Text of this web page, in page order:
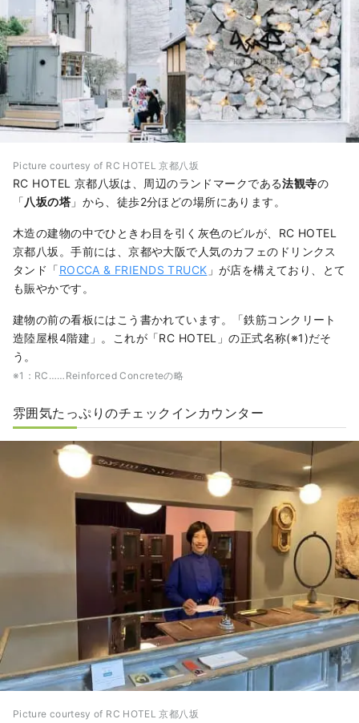
Picture courtesy of RC HOTEL 京都八坂
RC HOTEL 京都八坂は、周辺のランドマークである法観寺の
「八坂の塔 」から、徒歩2分ほどの場所にあります。
木造の建物の中でひときわ目を引く灰色のビルが、RC HOTEL
京都八坂。手前には、京都や大阪で人気のカフェのドリンクス
タンド「ROCCA & FRIENDS TRUCK 」が店を構えており、とて
も賑やかです。
建物の前の看板にはこう書かれています。「鉄筋コンクリート
造陸屋根4階建」。これが「RC HOTEL」の正式名称(※1)だそ
う。
※1：RC……Reinforced Concreteの略
雰囲気たっぷりのチェックインカウンター
Picture courtesy of RC HOTEL 京都八坂